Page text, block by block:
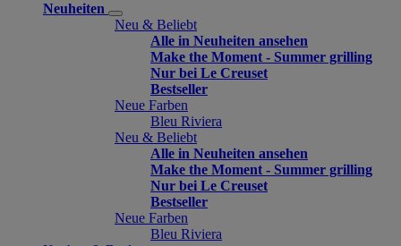
Neuheiten
Neu & Beliebt
Alle in Neuheiten ansehen
Make the Moment - Summer grilling
Nur bei Le Creuset
Bestseller
Neue Farben
Bleu Riviera
Neu & Beliebt
Alle in Neuheiten ansehen
Make the Moment - Summer grilling
Nur bei Le Creuset
Bestseller
Neue Farben
Bleu Riviera